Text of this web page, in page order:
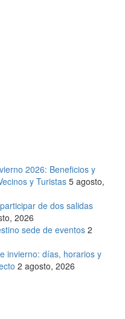
2026: Beneficios y
y Turistas 5 agosto,
de dos salidas
2026
sede de eventos 2
invierno: días, horarios y
2 agosto, 2026